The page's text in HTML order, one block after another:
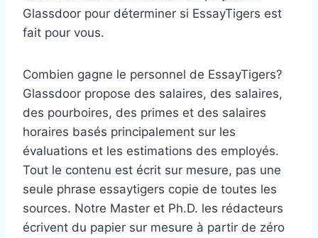
Glassdoor pour déterminer si EssayTigers est
fait pour vous.
Combien gagne le personnel de EssayTigers?
Glassdoor propose des salaires, des salaires,
des pourboires, des primes et des salaires
horaires basés principalement sur les
évaluations et les estimations des employés.
Tout le contenu est écrit sur mesure, pas une
seule phrase essaytigers copie de toutes les
sources. Notre Master et Ph.D. les rédacteurs
écrivent du papier sur mesure à partir de zéro